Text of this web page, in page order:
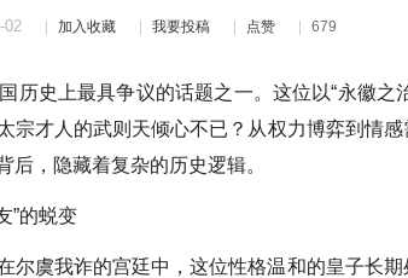
02 加入收藏 我要投稿 点赞 679
历史上最具争议的话题之一。这位以“永徽之
宗才人的武则天倾心不已？从权力博弈到情感
，隐藏着复杂的历史逻辑。
”的蜕变
尔虞我诈的宫廷中，这位性格温和的皇子长期